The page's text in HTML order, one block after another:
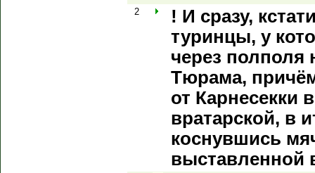
2
! И сразу,
туринцы, у
через полполя
Тюрама,
от Карнесекки
вратарской, в
коснувшись
выставленной